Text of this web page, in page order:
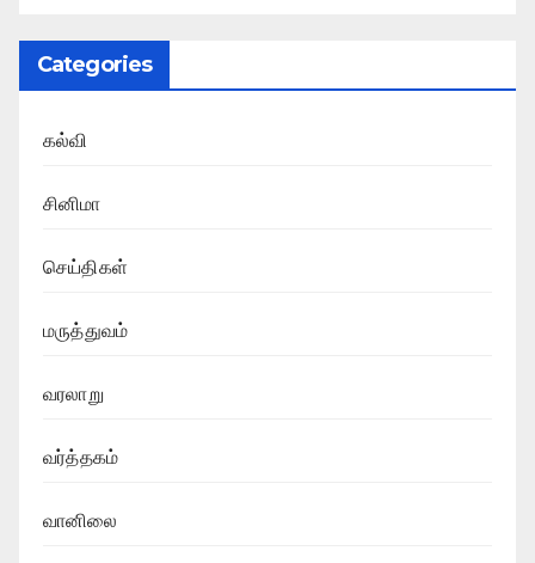
Categories
கல்வி
சினிமா
செய்திகள்
மருத்துவம்
வரலாறு
வர்த்தகம்
வானிலை